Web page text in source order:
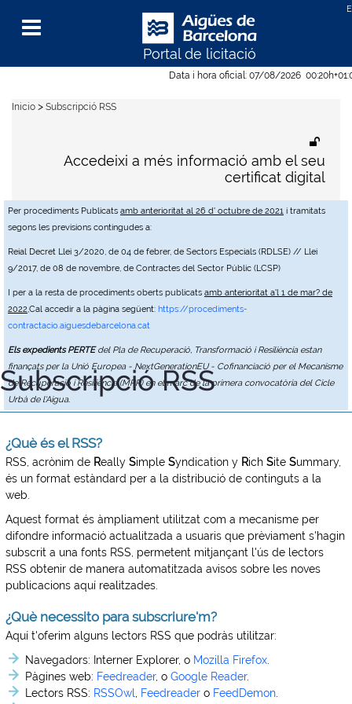
Data i hora oficial: 07/08/2026 00:20h
Per procediments Publicats amb anterioritat al 26 d' octubre de 2021 i tramitats
segons les previsions contingudes a:
Reial Decret Llei 3/2020, de 04 de febrer, de Sectors Especials (RDLSE) // Llei
9/2017, de 08 de novembre, de Contractes del Sector Públic (LCSP)
I per a la resta de procediments oberts publicats amb anterioritat a'l 1 de mar? de
2022,Cal accedir a la pàgina següent: https://procediments-
contractacio.aiguesdebarcelona.cat
Els expedients PERTEdel Pla de Recuperació, Transformació i Resiliència estan
finançats per la Unió Europea - NextGenerationEU - Cofinanciació per el Mecanisme
de Recuperació i Resiliència (MRR) en el marc de la primera convocatòria del Cicle
Urbà de l'Aigua.
Portal de licitació
Menu
Accedeixi a més informació amb el seu
certificat digital
Inicio > Subscripció RSS
Subscripció RSS
¿Què és el RSS?
RSS, acrònim de Really Simple Syndication y Rich Site Summary,
és un format estàndard per a la distribució de continguts a la
web.
Aquest format és àmpliament utilitzat com a mecanisme per
difondre informació actualitzada a usuaris que prèviament s'hagin
subscrit a una fonts RSS, permetent mitjançant l'ús de lectors
RSS obtenir de manera automatitzada avisos sobre les noves
publicacions aquí realitzades.
¿Què necessito para subscriure'm?
Aquí t'oferim alguns lectors RSS que podràs utilitzar:
Navegadors: Interner Explorer, o Mozilla Firefox
Pàgines web: Feedreader, o Google Reader.
Lectors RSS: RSSOwl Feedreader o FeedDemon